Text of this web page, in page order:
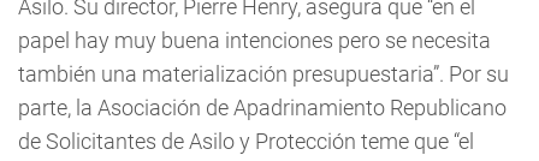
Asilo. Su director, Pierre Henry, asegura que “en el
papel hay muy buena intenciones pero se necesita
también una materialización presupuestaria”. Por su
parte, la Asociación de Apadrinamiento Republicano
de Solicitantes de Asilo y Protección teme que “el